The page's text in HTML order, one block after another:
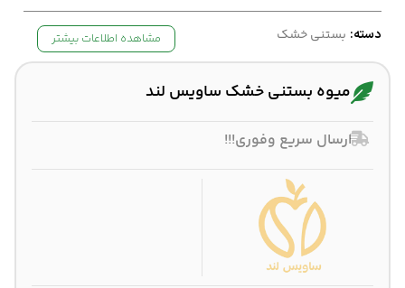
دسته: بستنی خشک مشاهده اطلاعات بیشتر
میوه بستنی خشک ساویس لند
ارسال سریع وفوری!!!